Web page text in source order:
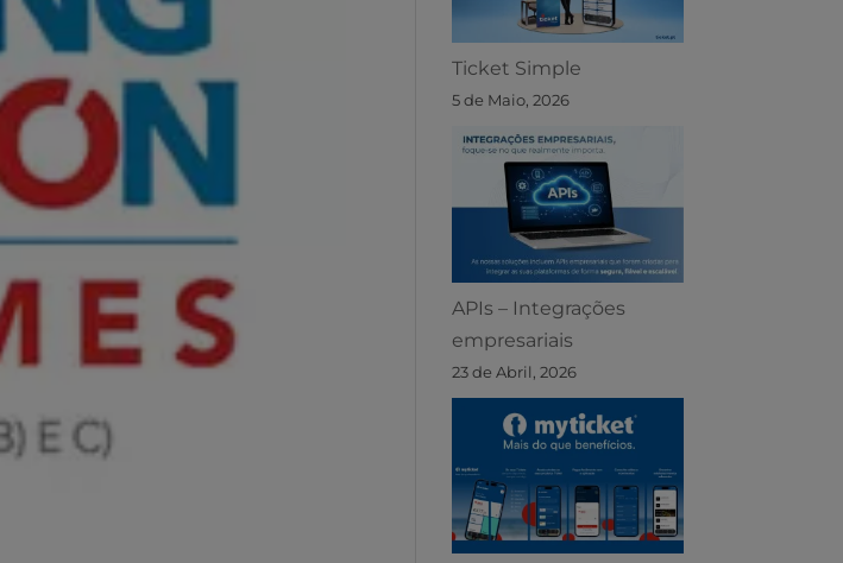
Ticket Simple
5 de Maio, 2026
APIs – Integrações
empresariais
23 de Abril, 2026